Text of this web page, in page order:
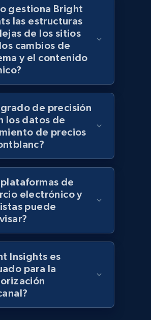
Stock, and more.
165+ Comenzar ahora
- Discover products by
Reviews, Initial price, Final
Stock, and more.
165+
- Discover products by
or brand URL
Reviews, Initial price, Final
Stock, and more.
165+ Comenzar ahora
gestiona Bright
las estructuras
de los sitios
cambios de
y el contenido
de precisión
los datos de
de precios
de
electrónico y
puede
Insights es
para la